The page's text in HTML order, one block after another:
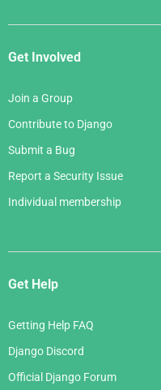
Get Involved
Join a Group
Contribute to Django
Submit a Bug
Report a Security Issue
Individual membership
Get Help
Getting Help FAQ
Django Discord
Official Django Forum